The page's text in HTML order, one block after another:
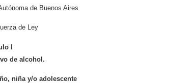
de Buenos Aires
de Ley
I
de alcohol.
niña y/o adolescente